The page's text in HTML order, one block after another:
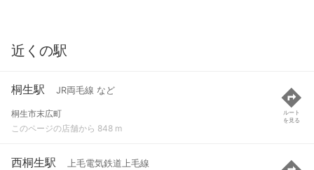
近くの駅
桐生駅 JR両毛線 など
桐生市末広町
このページの店舗から 848 m
ルート
を見る
西桐生駅 上毛電気鉄道上毛線